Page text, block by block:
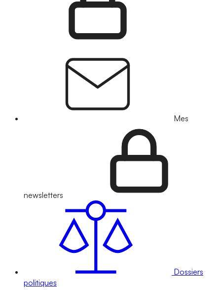
Mes
newsletters
Dossiers
politiques